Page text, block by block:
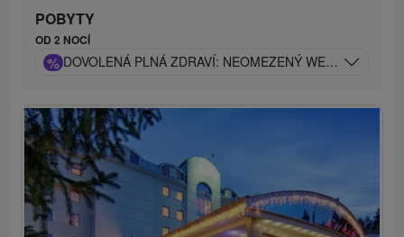
POBYTY
OD 2 NOCÍ
% DOVOLENÁ PLNÁ ZDRAVÍ: NEOMEZENÝ WELLNESS A